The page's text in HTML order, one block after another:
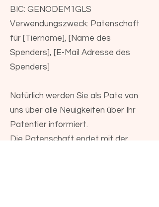
BIC: GENODEM1GLS
Verwendungszweck: Patenschaft
für [Tiername], [Name des
Spenders], [E-Mail Adresse des
Spenders]
Natürlich werden Sie als Pate von
uns über alle Neuigkeiten über Ihr
Patentier informiert.
Die Patenschaft endet mit der